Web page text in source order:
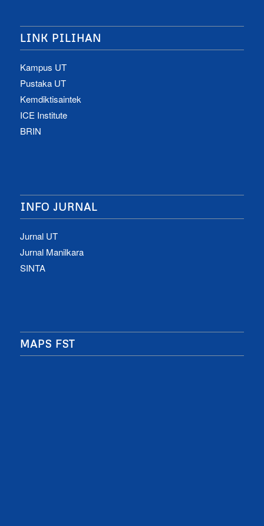
LINK PILIHAN
Kampus UT
Pustaka UT
Kemdiktisaintek
ICE Institute
BRIN
INFO JURNAL
Jurnal UT
Jurnal Manilkara
SINTA
MAPS FST